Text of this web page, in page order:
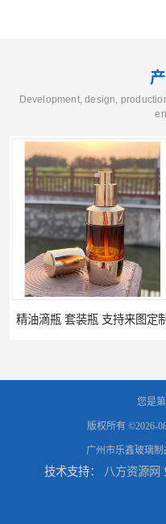
Development, design,
精油滴瓶 套装瓶 支持来图定制
您是第
版权所有 ©2026-
广州市乐鑫玻璃制
技术支持： 八方资源网